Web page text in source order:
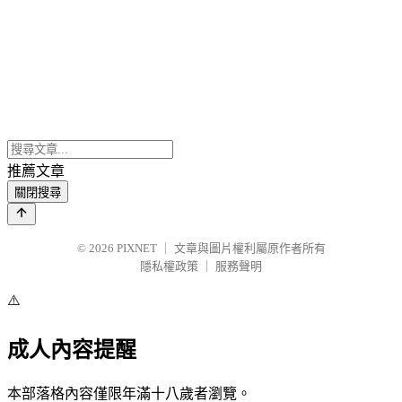
推薦文章
關閉搜尋
© 2026 PIXNET
文章與圖片權利屬原作者所有
隱私權政策
服務聲明
⚠️
成人內容提醒
本部落格內容僅限年滿十八歲者瀏覽。